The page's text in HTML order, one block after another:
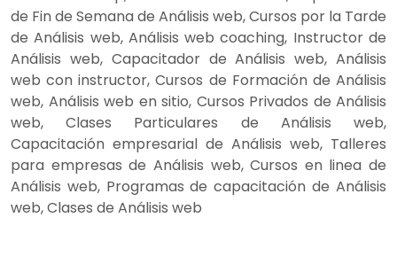
de Fin de Semana de Análisis web, Cursos por la Tarde
de Análisis web, Análisis web coaching, Instructor de
Análisis web, Capacitador de Análisis web, Análisis
web con instructor, Cursos de Formación de Análisis
web, Análisis web en sitio, Cursos Privados de Análisis
web, Clases Particulares de Análisis web,
Capacitación empresarial de Análisis web, Talleres
para empresas de Análisis web, Cursos en linea de
Análisis web, Programas de capacitación de Análisis
web, Clases de Análisis web